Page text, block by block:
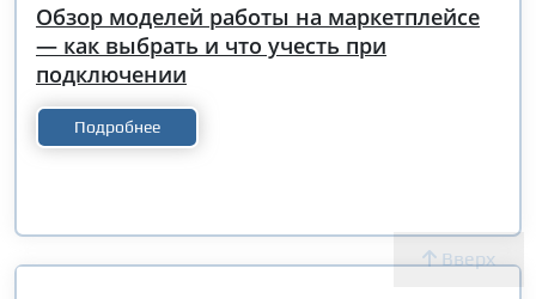
Обзор моделей работы на маркетплейсе
— как выбрать и что учесть при
подключении
Подробнее
Вверх